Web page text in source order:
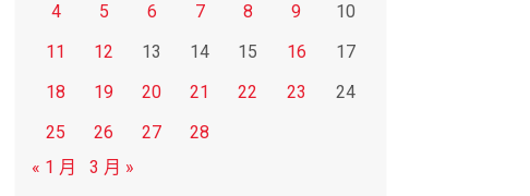
4
5 6 7 8 9
10
11
12 13 14 15 16
17
18
19 20 21 22 23
24
25
26 27
28
« 1 月
3 月 »